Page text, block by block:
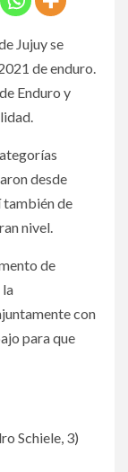
Jujuy se
de enduro.
Enduro y
desde
también de
nivel.
de
la
con
para que
Schiele, 3)